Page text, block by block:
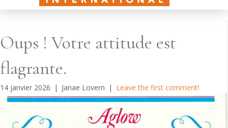
Oups ! Votre attitude est
flagrante.
14 janvier 2026 | Janae Lovern | Leave the first comment!